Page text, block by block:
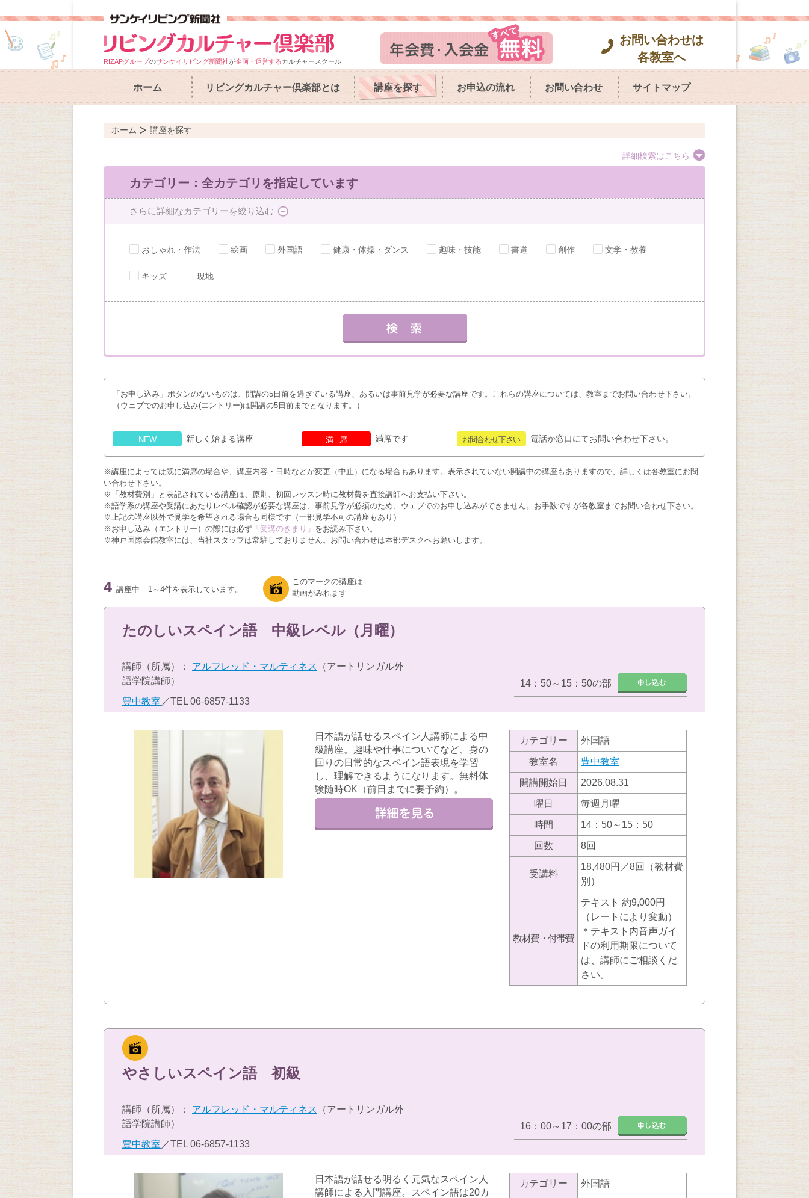
RIZAPグループのサンケイリビング新聞社が企画・運営するカルチャースクール
お問い合わせは
各教室へ
ホーム リビングカルチャー倶楽部とは 講座を探す お申込の流れ お問い合わせ サイトマップ
ホーム 講座を探す
詳細検索はこちら
カテゴリー：全カテゴリを指定しています
さらに詳細なカテゴリーを絞り込む
おしゃれ・作法 絵画 外国語 健康・体操・ダンス 趣味・技能 書道 創作 文学・教養
キッズ 現地
「お申し込み」ボタンのないものは、開講の5日前を過ぎている講座、あるいは事前見学が必要な講座です。これらの講座については、教室までお問い合わせ下さい。
（ウェブでのお申し込み(エントリー)は開講の5日前までとなります。）
NEW 新しく始まる講座 満席 満席です お問合わせ下さい 電話か窓口にてお問い合わせ下さい。
※講座によっては既に満席の場合や、講座内容・日時などが変更（中止）になる場合もあります。表示されていない開講中の講座もありますので、詳しくは各教室にお問
い合わせ下さい。
※「教材費別」と表記されている講座は、原則、初回レッスン時に教材費を直接講師へお支払い下さい。
※語学系の講座や受講にあたりレベル確認が必要な講座は、事前見学が必須のため、ウェブでのお申し込みができません。お手数ですが各教室までお問い合わせ下さい。
※上記の講座以外で見学を希望される場合も同様です（一部見学不可の講座もあり）
※お申し込み（エントリー）の際には必ず 「受講のきまり」 をお読み下さい。
※神戸国際会館教室には、当社スタッフは常駐しておりません。お問い合わせは本部デスクへお願いします。
4 講座中 1～4件を表示しています。
このマークの講座は
動画がみれます
たのしいスペイン語 中級レベル（月曜）
講師（所属）： アルフレッド・マルティネス
（アートリンガル外
語学院講師）
豊中教室 ／TEL 06-6857-1133
14：50～15：50の部
日本語が話せるスペイン人講師による中
級講座。趣味や仕事についてなど、身の
回りの日常的なスペイン語表現を学習
し、理解できるようになります。無料体
験随時OK（前日までに要予約）。
カテゴリー 外国語
教室名 豊中教室
開講開始日 2026.08.31
曜日 毎週月曜
時間 14：50～15：50
回数 8回
受講料
18,480円／8回（教材費
別）
教材費・付帯費
テキスト 約9,000円
（レートにより変動）
＊テキスト内音声ガイ
ドの利用期限について
は、講師にご相談くだ
さい。
やさしいスペイン語 初級
講師（所属）： アルフレッド・マルティネス
（アートリンガル外
語学院講師）
豊中教室 ／TEL 06-6857-1133
16：00～17：00の部
日本語が話せる明るく元気なスペイン人
講師による入門講座。スペイン語は20カ
カテゴリー 外国語